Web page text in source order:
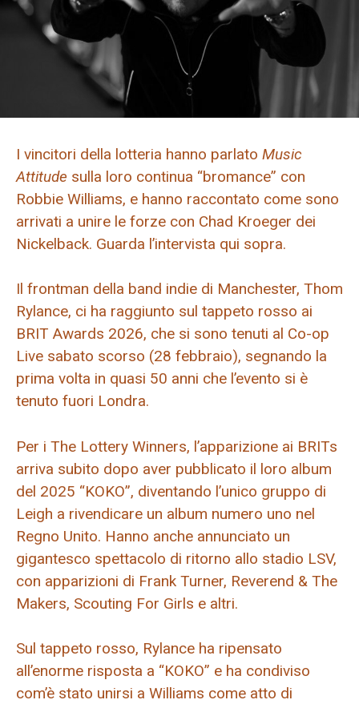
I vincitori della lotteria hanno parlato Music
Attitude sulla loro continua “bromance” con
Robbie Williams, e hanno raccontato come sono
arrivati ​​a unire le forze con Chad Kroeger dei
Nickelback. Guarda l’intervista qui sopra.
Il frontman della band indie di Manchester, Thom
Rylance, ci ha raggiunto sul tappeto rosso ai
BRIT Awards 2026, che si sono tenuti al Co-op
Live sabato scorso (28 febbraio), segnando la
prima volta in quasi 50 anni che l’evento si è
tenuto fuori Londra.
Per i The Lottery Winners, l’apparizione ai BRITs
arriva subito dopo aver pubblicato il loro album
del 2025 “KOKO”, diventando l’unico gruppo di
Leigh a rivendicare un album numero uno nel
Regno Unito. Hanno anche annunciato un
gigantesco spettacolo di ritorno allo stadio LSV,
con apparizioni di Frank Turner, Reverend & The
Makers, Scouting For Girls e altri.
Sul tappeto rosso, Rylance ha ripensato
all’enorme risposta a “KOKO” e ha condiviso
com’è stato unirsi a Williams come atto di